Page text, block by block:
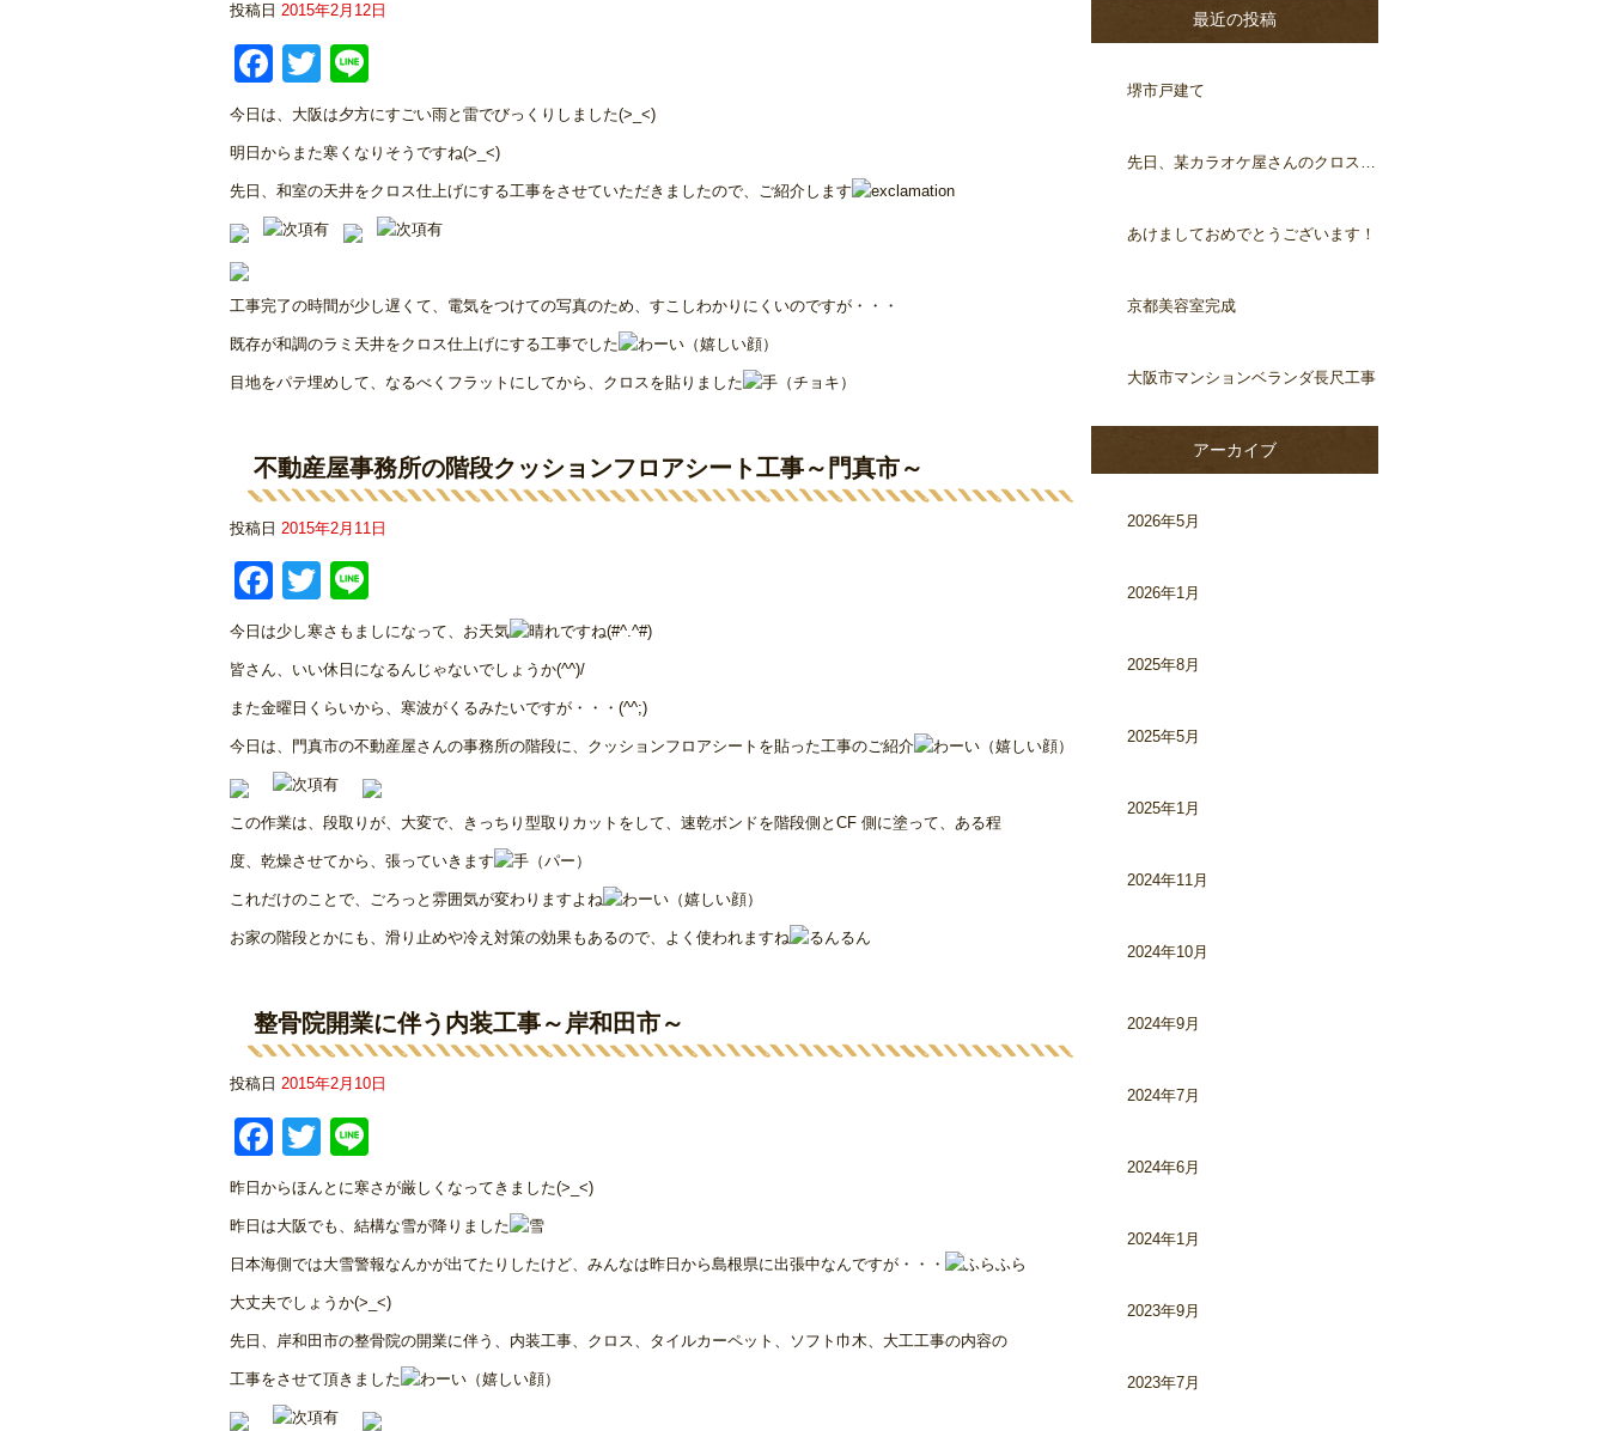
投稿日 2015年2月12日
Facebook
Twitter
今日は、大阪は夕方にすごい雨と雷でびっくりしました(>_<)
明日からまた寒くなりそうですね(>_<)
先日、和室の天井をクロス仕上げにする工事をさせていただきましたので、ご紹介します
工事完了の時間が少し遅くて、電気をつけての写真のため、すこしわかりにくいのですが・・・
既存が和調のラミ天井をクロス仕上げにする工事でした
目地をパテ埋めして、なるべくフラットにしてから、クロスを貼りました
不動産屋事務所の階段クッションフロアシート工事～門真市～
投稿日 2015年2月11日
Facebook
Twitter
今日は少し寒さもましになって、お天気 ですね(#^.^#)
皆さん、いい休日になるんじゃないでしょうか(^^)/
また金曜日くらいから、寒波がくるみたいですが・・・(^^;)
今日は、門真市の不動産屋さんの事務所の階段に、クッションフロアシートを貼った工事のご紹介
この作業は、段取りが、大変で、きっちり型取りカットをして、速乾ボンドを階段側とCF 側に塗って、ある程
度、乾燥させてから、張っていきます
これだけのことで、ごろっと雰囲気が変わりますよね
お家の階段とかにも、滑り止めや冷え対策の効果もあるので、よく使われますね
整骨院開業に伴う内装工事～岸和田市～
投稿日 2015年2月10日
Facebook
Twitter
昨日からほんとに寒さが厳しくなってきました(>_<)
昨日は大阪でも、結構な雪が降りました
日本海側では大雪警報なんかが出てたりしたけど、みんなは昨日から島根県に出張中なんですが・・・
大丈夫でしょうか(>_<)
先日、岸和田市の整骨院の開業に伴う、内装工事、クロス、タイルカーペット、ソフト巾木、大工工事の内容の
工事をさせて頂きました
最近の投稿
堺市戸建て
先日、某カラオケ屋さんのクロス工事
あけましておめでとうございます！
京都美容室完成
大阪市マンションベランダ長尺工事
アーカイブ
2026年5月
2026年1月
2025年8月
2025年5月
2025年1月
2024年11月
2024年10月
2024年9月
2024年7月
2024年6月
2024年1月
2023年9月
2023年7月